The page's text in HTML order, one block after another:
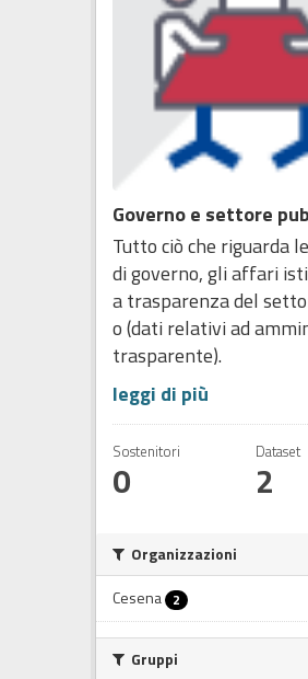
Governo e settore
Tutto ciò che riguarda
di governo, gli affari
a trasparenza del
o (dati relativi ad
trasparente).
leggi di più
Sostenitori
0
Dataset
2
Organizzazioni
Cesena 2
Gruppi